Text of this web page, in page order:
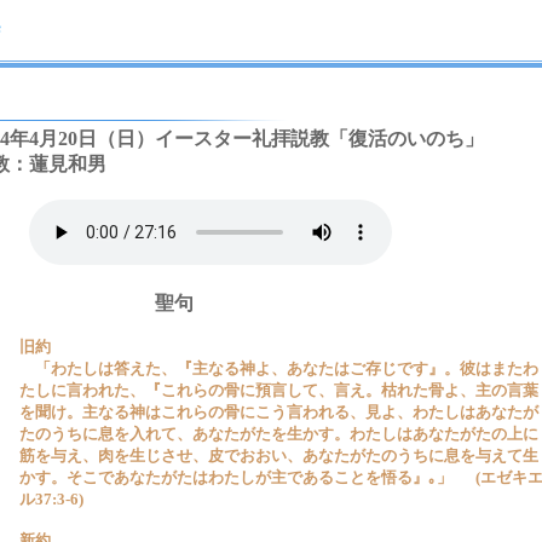
年4月20日（日）イースター礼拝説教「復活のいのち」
：蓮見和男
句
旧約
「わたしは答えた、『主なる神よ、あなたはご存じです』。彼はまたわ
たしに言われた、『これらの骨に預言して、言え。枯れた骨よ、主の言葉
を聞け。主なる神はこれらの骨にこう言われる、見よ、わたしはあなたが
たのうちに息を入れて、あなたがたを生かす。わたしはあなたがたの上に
筋を与え、肉を生じさせ、皮でおおい、あなたがたのうちに息を与えて生
かす。そこであなたがたはわたしが主であることを悟る』｡」 (エゼキエ
ル37:3-6)